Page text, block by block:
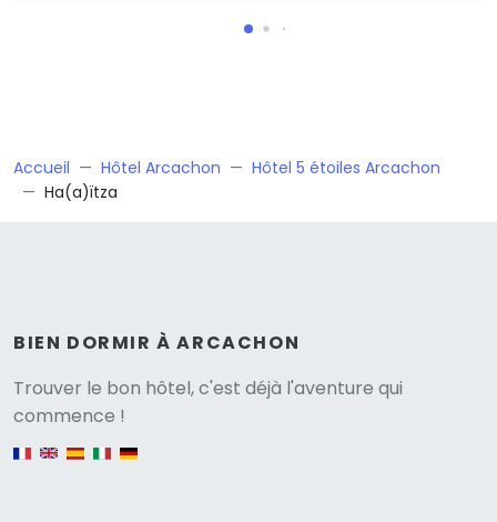
Accueil Hôtel Arcachon
Hôtel 5 étoiles Arcachon
Ha(a)ïtza
BIEN DORMIR À ARCACHON
Trouver le bon hôtel, c'est déjà l'aventure qui
commence !
English version